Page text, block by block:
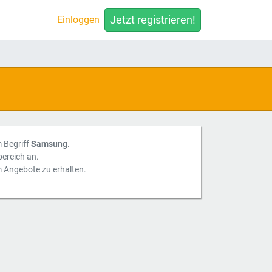
Einloggen Jetzt registrieren!
BegriffSamsung.
an.
Angebote zu erhalten.